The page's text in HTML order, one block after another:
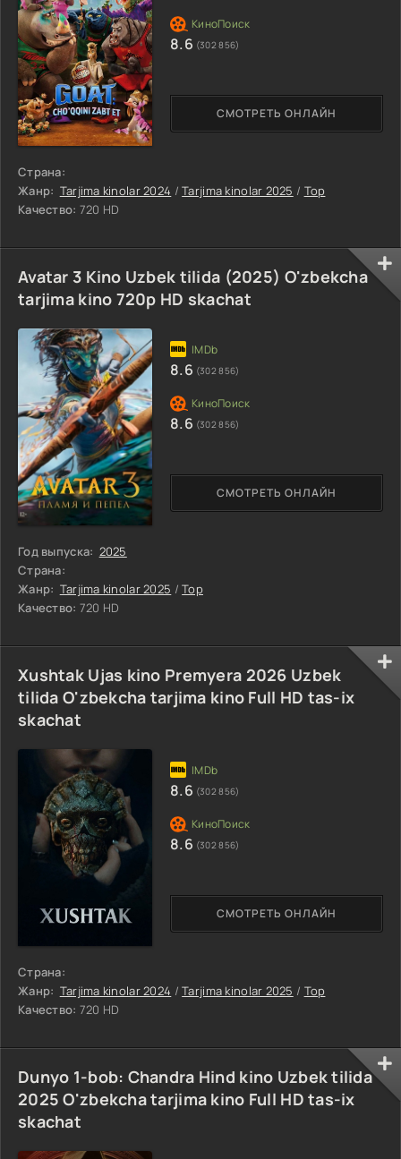
Страна:
Жанр: Tarjima kinolar 2024 /Tarjima kinolar 2025 / Top
Качество: 720 HD
СМОТРЕТЬ ОНЛАЙН
8.6 (302 856)
Avatar 3 Kino Uzbek tilida (2025) O'zbekcha
tarjima kino 720p HD skachat
Год выпуска: 2025
Страна:
Жанр: Tarjima kinolar 2025 /Top
Качество: 720 HD
СМОТРЕТЬ ОНЛАЙН
8.6 (302 856)
8.6 (302 856)
Xushtak Ujas kino Premyera 2026 Uzbek
tilida O'zbekcha tarjima kino Full HD tas-ix
skachat
Страна:
Жанр: Tarjima kinolar 2024 /Tarjima kinolar 2025 / Top
Качество: 720 HD
СМОТРЕТЬ ОНЛАЙН
8.6 (302 856)
8.6 (302 856)
Dunyo 1-bob: Chandra Hind kino Uzbek tilida
2025 O'zbekcha tarjima kino Full HD tas-ix
skachat